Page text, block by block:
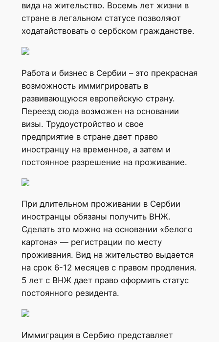
вида на жительство. Восемь лет жизни в
стране в легальном статусе позволяют
ходатайствовать о сербском гражданстве.
Работа и бизнес в Сербии – это прекрасная
возможность иммигрировать в
развивающуюся европейскую страну.
Переезд сюда возможен на основании
визы. Трудоустройство и свое
предприятие в стране дает право
иностранцу на временное, а затем и
постоянное разрешение на проживание.
При длительном проживании в Сербии
иностранцы обязаны получить ВНЖ.
Сделать это можно на основании «белого
картона» — регистрации по месту
проживания. Вид на жительство выдается
на срок 6-12 месяцев с правом продления.
5 лет с ВНЖ дает право оформить статус
постоянного резидента.
Иммиграция в Сербию представляет